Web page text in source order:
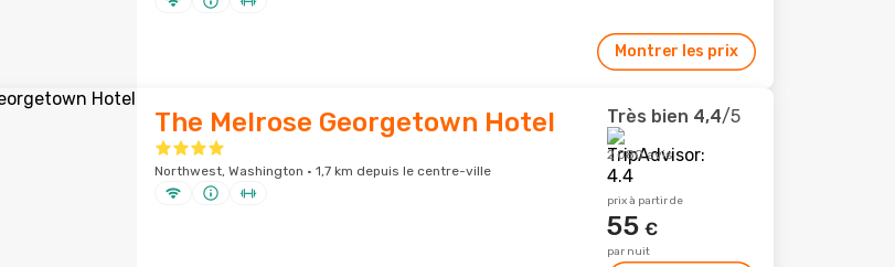
Montrer les prix
The Melrose Georgetown Hotel
Northwest, Washington · 1,7 km depuis le centre-ville
Très bien 4,4/5
2 080 avis
prix à partir de
55 €
par nuit